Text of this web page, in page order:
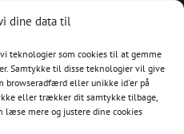
dine data til
teknologier som cookies til at gemme
Samtykke til disse teknologier vil give
browseradfærd eller unikke id'er på
eller trækker dit samtykke tilbage,
læse mere og justere dine cookies